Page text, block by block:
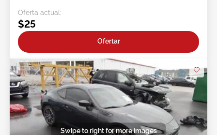
Oferta actual:
$25
Ofertar
Swipe to right for more images